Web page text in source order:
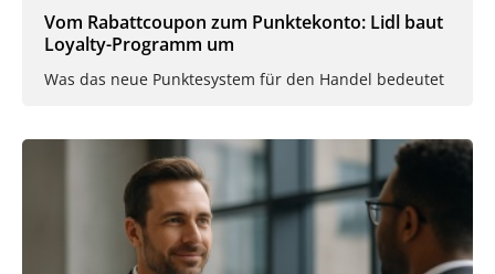
Vom Rabattcoupon zum Punktekonto: Lidl baut
Loyalty-Programm um
Was das neue Punktesystem für den Handel bedeutet